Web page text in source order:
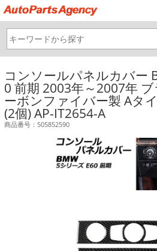
コンソールパネルカバー
0 前期 2003年～2007年
ーボンファイバー製 Aタ
(2個) AP-IT2654-A
商品番号：505852590